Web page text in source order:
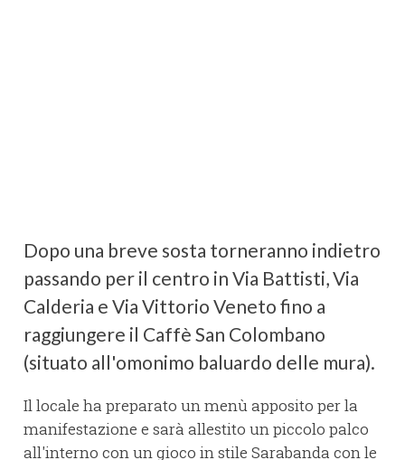
Dopo una breve sosta torneranno indietro
passando per il centro in Via Battisti, Via
Calderia e Via Vittorio Veneto fino a
raggiungere il Caffè San Colombano
(situato all'omonimo baluardo delle mura).
Il locale ha preparato un menù apposito per la
manifestazione e sarà allestito un piccolo palco
all'interno con un gioco in stile Sarabanda con le